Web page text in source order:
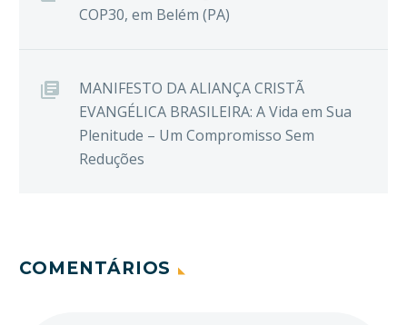
COP30, em Belém (PA)
MANIFESTO DA ALIANÇA CRISTÃ
EVANGÉLICA BRASILEIRA: A Vida em Sua
Plenitude – Um Compromisso Sem
Reduções
COMENTÁRIOS